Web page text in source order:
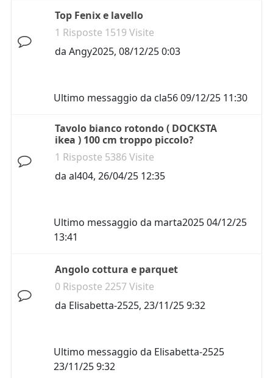
Top Fenix e lavello
1 Risposte 1519 Visite
da Angy2025, 08/12/25 0:03
Ultimo messaggio da cla5609/12/25 11:30
Tavolo bianco rotondo ( DOCKSTA
ikea ) 100 cm troppo piccolo?
1 Risposte 5386 Visite
da al404, 26/04/25 12:35
Ultimo messaggio da marta202504/12/25
13:41
Angolo cottura e parquet
0 Risposte 2257 Visite
da Elisabetta-2525, 23/11/25 9:32
Ultimo messaggio da Elisabetta-2525
23/11/25 9:32